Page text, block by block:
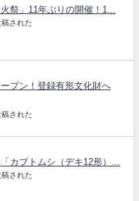
祭」11年ぶりの開催！1...
された
プン！登録有形文化財へ
された
カブトムシ（デキ12形）...
された